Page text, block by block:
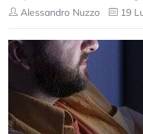
Alessandro Nuzzo 19